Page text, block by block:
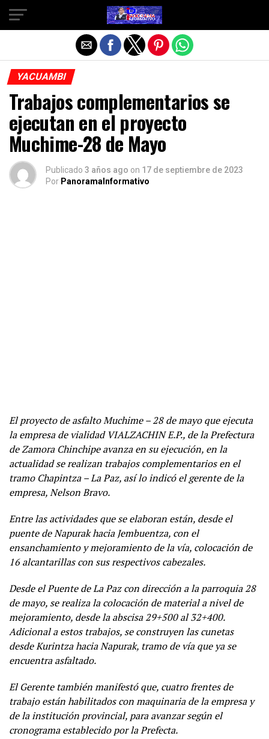
YACUAMBI
Trabajos complementarios se
ejecutan en el proyecto
Muchime-28 de Mayo
Publicado 3 años ago on 17 de septiembre de 2023
Por PanoramaInformativo
El proyecto de asfalto Muchime – 28 de mayo que ejecuta
la empresa de vialidad VIALZACHIN E.P., de la Prefectura
de Zamora Chinchipe avanza en su ejecución, en la
actualidad se realizan trabajos complementarios en el
tramo Chapintza – La Paz, así lo indicó el gerente de la
empresa, Nelson Bravo.
Entre las actividades que se elaboran están, desde el
puente de Napurak hacia Jembuentza, con el
ensanchamiento y mejoramiento de la vía, colocación de
16 alcantarillas con sus respectivos cabezales.
Desde el Puente de La Paz con dirección a la parroquia 28
de mayo, se realiza la colocación de material a nivel de
mejoramiento, desde la abscisa 29+500 al 32+400.
Adicional a estos trabajos, se construyen las cunetas
desde Kurintza hacia Napurak, tramo de vía que ya se
encuentra asfaltado.
El Gerente también manifestó que, cuatro frentes de
trabajo están habilitados con maquinaria de la empresa y
de la institución provincial, para avanzar según el
cronograma establecido por la Prefecta.
Salir de la versión móvil